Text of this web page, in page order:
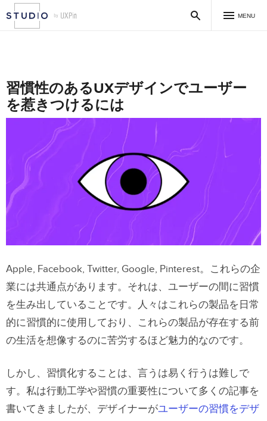
MENU
習慣性のあるUXデザインでユーザー
を惹きつけるには
Apple, Facebook, Twitter, Google, Pinterest。これらの企
業には共通点があります。それは、ユーザーの間に習慣
を生み出していることです。人々はこれらの製品を日常
的に習慣的に使用しており、これらの製品が存在する前
の生活を想像するのに苦労するほど魅力的なのです。
しかし、習慣化することは、言うは易く行うは難しで
す。私は行動工学や習慣の重要性について多くの記事を
書いてきましたが、デザイナーがユーザーの習慣をデザ